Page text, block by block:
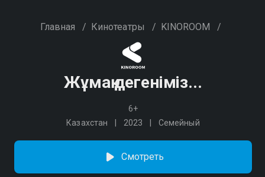
Главная / Кинотеатры / KINOROOM /
Жұмақ дегеніміз...
6+
Казахстан
2023 Семейный
Смотреть